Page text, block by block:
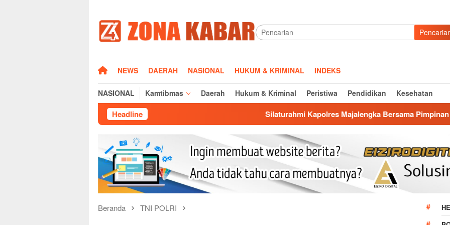
konten
HOMENEWS DAERAH NASIONAL HUKUM & KRIMINAL INDEKS
NASIONAL Kamtibmas Daerah Hukum & Kriminal Peristiwa Pendidikan Kesehatan
Headline Silaturahmi Kapolres Majalengka Bersama Pimpinan DPRD, Bangun
Beranda TNI POLRI